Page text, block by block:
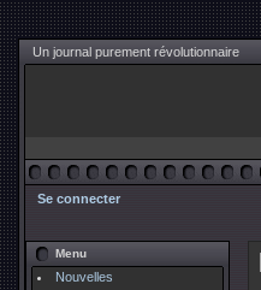
Un journal purement révolutionnaire
Se connecter
Menu
Nouvelles